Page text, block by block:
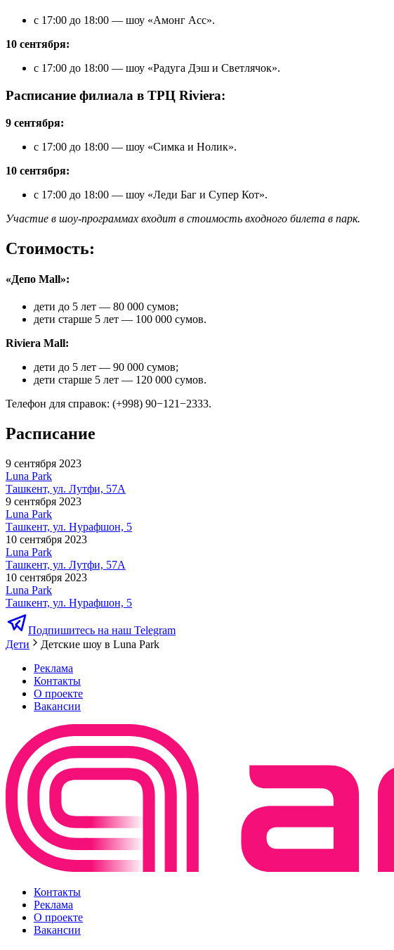
с 17:00 до 18:00 — шоу «Амонг Асс».
10 сентября:
с 17:00 до 18:00 — шоу «Радуга Дэш и Светлячок».
Расписание филиала в ТРЦ Riviera:
9 сентября:
с 17:00 до 18:00 — шоу «Симка и Нолик».
10 сентября:
с 17:00 до 18:00 — шоу «Леди Баг и Супер Кот».
Участие в шоу-программах входит в стоимость входного билета в парк.
Стоимость:
«Депо Mall»:
дети до 5 лет — 80 000 сумов;
дети старше 5 лет — 100 000 сумов.
Riviera Mall:
дети до 5 лет — 90 000 сумов;
дети старше 5 лет — 120 000 сумов.
Телефон для справок: (+998) 90−121−2333.
Расписание
9 сентября 2023
Luna Park
Ташкент, ул. Лутфи, 57А
9 сентября 2023
Luna Park
Ташкент, ул. Нурафшон, 5
10 сентября 2023
Luna Park
Ташкент, ул. Лутфи, 57А
10 сентября 2023
Luna Park
Ташкент, ул. Нурафшон, 5
Подпишитесь на наш Telegram
Дети
Детские шоу в Luna Park
Реклама
Контакты
О проекте
Вакансии
Контакты
Реклама
О проекте
Вакансии